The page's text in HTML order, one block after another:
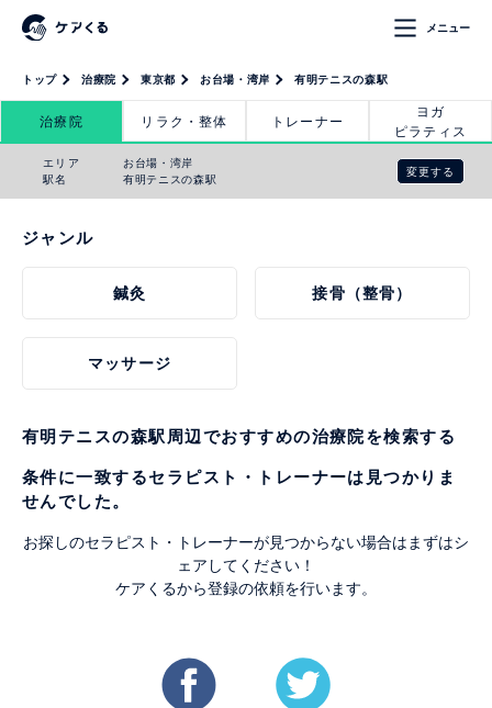
メニュー
トップ 治療院 東京都 お台場・湾岸 有明テニスの森駅
治療院 リラク・整体 トレーナー
ヨガ
ピラティス
エリア
駅名
お台場・湾岸
有明テニスの森駅
変更する
ジャンル
鍼灸 接骨（整骨）
マッサージ
有明テニスの森駅周辺でおすすめの治療院を検索する
条件に一致するセラピスト・トレーナーは見つかりま
せんでした。
お探しのセラピスト・トレーナーが見つからない場合はまずはシ
ェアしてください！
ケアくるから登録の依頼を行います。